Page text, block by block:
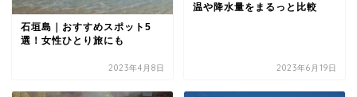
石垣島｜おすすめスポット5
選！女性ひとり旅にも
2023年4月8日
温や降水量をまるっと比較
2023年6月19日